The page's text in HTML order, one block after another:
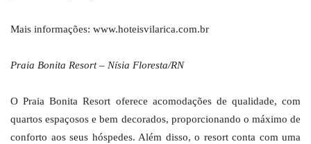
Mais informações: www.hoteisvilarica.com.br
Praia Bonita Resort – Nísia Floresta/RN
O Praia Bonita Resort oferece acomodações de qualidade, com
quartos espaçosos e bem decorados, proporcionando o máximo de
conforto aos seus hóspedes. Além disso, o resort conta com uma